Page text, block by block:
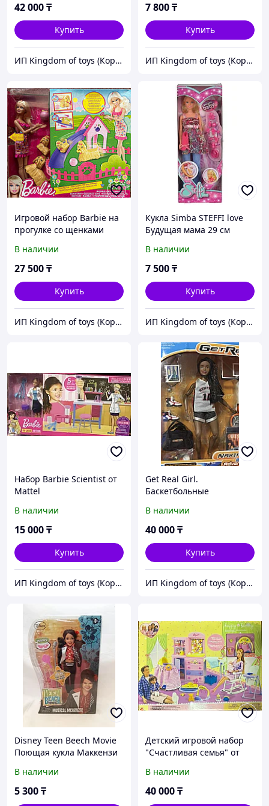
42 000₸
Купить
ИП Kingdom of toys (Королевство игрушек)
7 800₸
Купить
ИП Kingdom of toys (Королевство игрушек)
Игровой набор Barbie на
прогулке со щенками
В наличии
27 500₸
Купить
ИП Kingdom of toys (Королевство игрушек)
Кукла Simba STEFFI love
Будущая мама 29 см
В наличии
7 500₸
Купить
ИП Kingdom of toys (Королевство игрушек)
Набор Barbie Scientist от
Mattel
В наличии
15 000₸
Купить
ИП Kingdom of toys (Королевство игрушек)
Get Real Girl.
Баскетбольные
Настоящие приключения
для настоящих девчонок.
В наличии
40 000₸
Купить
ИП Kingdom of toys (Королевство игрушек)
Disney Teen Beech Movie
Поющая кукла Маккензи
В наличии
5 300₸
Детский игровой набор
"Счастливая семья" от
В наличии
40 000₸